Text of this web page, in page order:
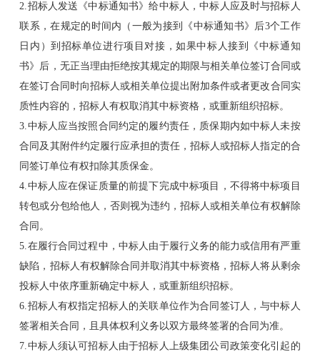
2.招标人发送《中标通知书》给中标人，中标人应及时与招标人
联系，在规定的时间内（一般为接到《中标通知书》后3个工作
日内）到招标单位进行项目对接，如果中标人接到《中标通知
书》后，无正当理由拒绝按其规定的期限与相关单位签订合同或
在签订合同时向招标人或相关单位提出附加条件或者更改合同实
质性内容的，招标人有权取消其中标资格，或重新组织招标。
3.中标人应当按照合同约定的履约责任，质保期内如中标人未按
合同及其附件约定履行应承担的责任，招标人或招标人指定的合
同签订单位有权扣除其质保金。
4.中标人应在保证质量的前提下完成中标项目，不得将中标项目
转包或分包给他人，否则视为违约，招标人或相关单位有权解除
合同。
5.在履行合同过程中，中标人由于履行义务的能力或信用有严重
缺陷，招标人有权解除合同并取消其中标资格，招标人将从剩余
投标人中依序重新确定中标人，或重新组织招标。
6.招标人有权指定招标人的关联单位作为合同签订人，与中标人
签署相关合同，且具体权利义务以双方最终签署的合同为准。
7.中标人须认可招标人由于招标人上级集团公司政策变化引起的